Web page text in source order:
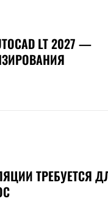
LT 2027 —
ТРЕБУЕТСЯ